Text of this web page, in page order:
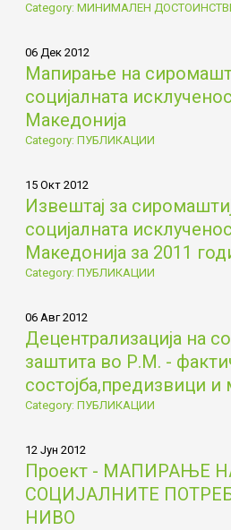
Category: МИНИМАЛЕН
06 Дек 2012
Мапирање на
социјалната
Македонија
Category: ПУБЛИКАЦИИ
15 Окт 2012
Извештај за
социјалната
Македонија за 2011
Category: ПУБЛИКАЦИИ
06 Авг 2012
Децентрализација на
заштита во Р.М. -
состојба,предизвици
Category: ПУБЛИКАЦИИ
12 Јун 2012
Проект - МАПИРАЊЕ
СОЦИЈАЛНИТЕ
НИВО